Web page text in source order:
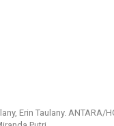
Erin Taulany. ANTARA/